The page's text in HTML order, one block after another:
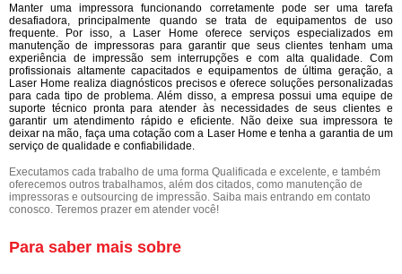
Manter uma impressora funcionando corretamente pode ser uma tarefa
desafiadora, principalmente quando se trata de equipamentos de uso
frequente. Por isso, a Laser Home oferece serviços especializados em
manutenção de impressoras para garantir que seus clientes tenham uma
experiência de impressão sem interrupções e com alta qualidade. Com
profissionais altamente capacitados e equipamentos de última geração, a
Laser Home realiza diagnósticos precisos e oferece soluções personalizadas
para cada tipo de problema. Além disso, a empresa possui uma equipe de
suporte técnico pronta para atender às necessidades de seus clientes e
garantir um atendimento rápido e eficiente. Não deixe sua impressora te
deixar na mão, faça uma cotação com a Laser Home e tenha a garantia de um
serviço de qualidade e confiabilidade.
Executamos cada trabalho de uma forma Qualificada e excelente, e também
oferecemos outros trabalhamos, além dos citados, como manutenção de
impressoras e outsourcing de impressão. Saiba mais entrando em contato
conosco. Teremos prazer em atender você!
Para saber mais sobre